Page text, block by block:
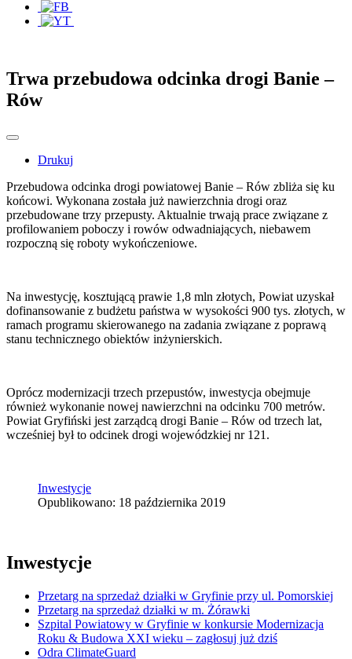
Trwa przebudowa odcinka drogi Banie –
Rów
Drukuj
Przebudowa odcinka drogi powiatowej Banie – Rów zbliża się ku
końcowi. Wykonana została już nawierzchnia drogi oraz
przebudowane trzy przepusty. Aktualnie trwają prace związane z
profilowaniem poboczy i rowów odwadniających, niebawem
rozpoczną się roboty wykończeniowe.
Na inwestycję, kosztującą prawie 1,8 mln złotych, Powiat uzyskał
dofinansowanie z budżetu państwa w wysokości 900 tys. złotych, w
ramach programu skierowanego na zadania związane z poprawą
stanu technicznego obiektów inżynierskich.
Oprócz modernizacji trzech przepustów, inwestycja obejmuje
również wykonanie nowej nawierzchni na odcinku 700 metrów.
Powiat Gryfiński jest zarządcą drogi Banie – Rów od trzech lat,
wcześniej był to odcinek drogi wojewódzkiej nr 121.
Inwestycje
Opublikowano: 18 października 2019
Inwestycje
Przetarg na sprzedaż działki w Gryfinie przy ul. Pomorskiej
Przetarg na sprzedaż działki w m. Żórawki
Szpital Powiatowy w Gryfinie w konkursie Modernizacja
Roku & Budowa XXI wieku – zagłosuj już dziś
Odra ClimateGuard